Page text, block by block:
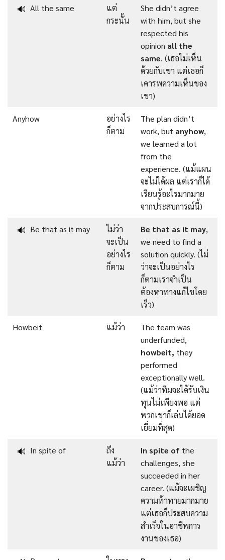
🔊 All the same
แต่
กระนั้น
She didn’t agree
with him, but she
respected his
opinion all the
same. (เธอไม่เห็น
ด้วยกับเขา แต่เธอก็
เคารพความเห็นของ
เขา)
Anyhow
อย่างไร
ก็ตาม
The plan didn’t
work, but anyhow,
we learned a lot
from the
experience. (แม้แผน
จะไม่ได้ผล แต่เราก็ได้
เรียนรู้อะไรมากมาย
จากประสบการณ์นี้)
🔊 Be that as it may
ไม่ว่า
จะเป็น
อย่างไร
ก็ตาม
Be that as it may,
we need to find a
solution quickly. (ไม่
ว่าจะเป็นอย่างไร
ก็ตามเราจำเป็น
ต้องหาทางแก้ไขโดย
เร็ว)
Howbeit แม้ว่า
The team was
underfunded,
howbeit, they
performed
exceptionally well.
(แม้ว่าทีมจะได้รับเงิน
ทุนไม่เพียงพอ แต่
พวกเขาก็เล่นได้ยอด
เยี่ยมที่สุด)
🔊 In spite of
ถึง
แม้ว่า
In spite of the
challenges, she
succeeded in her
career. (แม้จะเผชิญ
ความท้าทายมากมาย
แต่เธอก็ประสบความ
สำเร็จในอาชีพการ
งานของเธอ)